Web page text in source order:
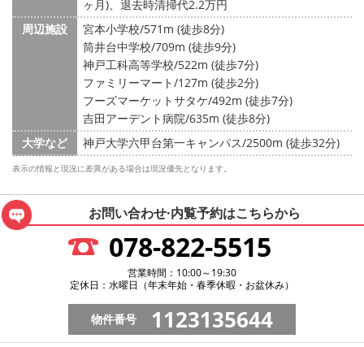
ヶ月)、退去時清掃代2.2万円
周辺施設
宮本小学校/571m (徒歩8分)
筒井台中学校/709m (徒歩9分)
神戸工科高等学校/522m (徒歩7分)
ファミリーマート/127m (徒歩2分)
フーズマーケットサタケ/492m (徒歩7分)
吉田アーデント病院/635m (徒歩8分)
大学など
神戸大学六甲台第一キャンパス/2500m (徒歩32分)
表示の情報と現況に差異がある場合は現況優先となります。
お問い合わせ·内覧予約はこちらから
078-822-5515
営業時間：10:00～19:30
定休日：水曜日（年末年始・春季休暇・お盆休み）
物件番号 1123135644